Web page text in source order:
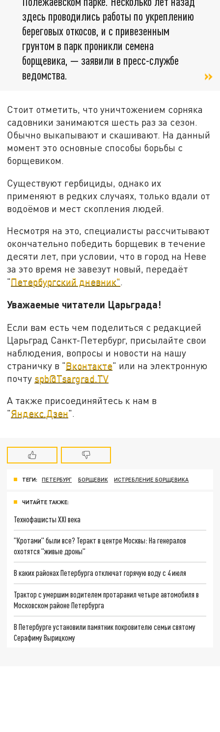
здесь проводились работы по укреплению
береговых откосов, и с привезенным
грунтом в парк проникли семена
борщевика, — заявили в пресс-службе
ведомства.
Стоит отметить, что уничтожением сорняка
садовники занимаются шесть раз за сезон.
Обычно выкапывают и скашивают. На данный
момент это основные способы борьбы с
борщевиком.
Существуют гербициды, однако их
применяют в редких случаях, только вдали от
водоёмов и мест скопления людей.
Несмотря на это, специалисты рассчитывают
окончательно победить борщевик в течение
десяти лет, при условии, что в город на Неве
за это время не завезут новый, передаёт
"Петербургский дневник".
Уважаемые читатели Царьграда!
Если вам есть чем поделиться с редакцией
Царьград Санкт-Петербург, присылайте свои
наблюдения, вопросы и новости на нашу
страничку в "Вконтакте" или на электронную
почту spb@Tsargrad.TV
А также присоединяйтесь к нам в
"Яндекс.Дзен".
ТЕГИ: ПЕТЕРБУРГ БОРЩЕВИК ИСТРЕБЛЕНИЕ БОРЩЕВИКА
ЧИТАЙТЕ ТАКЖЕ:
Технофашисты XXI века
"Кротами" были все? Теракт в центре Москвы: На генералов
охотятся "живые дроны"
В каких районах Петербурга отключат горячую воду с 4 июля
Трактор с умершим водителем протаранил четыре автомобиля в
Московском районе Петербурга
В Петербурге установили памятник покровителю семьи святому
Серафиму Вырицкому